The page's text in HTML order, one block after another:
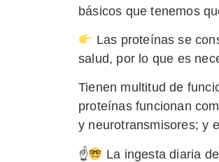
básicos que tenemos
Las proteínas se
salud, por lo que es
Tienen multitud de
proteínas funcionan
y neurotransmisores; y
☝
La ingesta diaria